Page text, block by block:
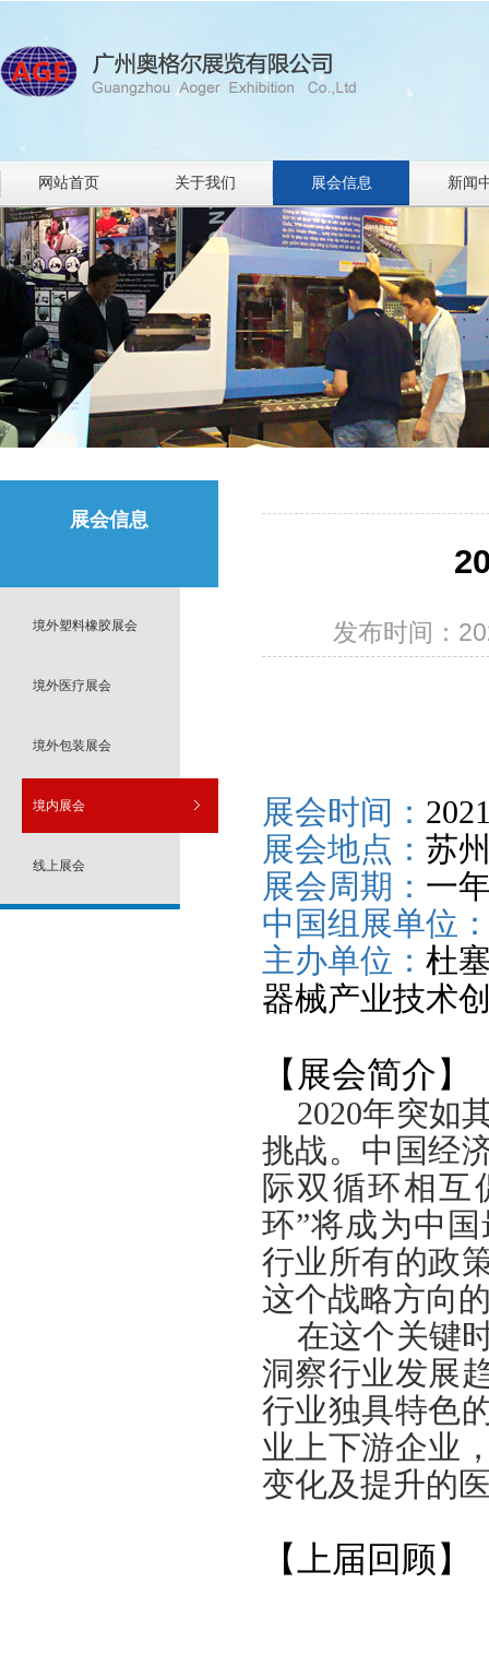
网站首页 关于我们 展会信息 新闻
展会信息
境外塑料橡胶展会
境外医疗展会
境外包装展会
境内展会
线上展会
发布时间：
展会时间：
展会地点： 苏
展会周期： 一
中国组展单位
主办单位： 杜
器械产业技术
【展会简介】
2020年突如
挑战。中国经
际双循环相互
环”将成为中
行业所有的政
这个战略方向
在这个关键
洞察行业发展
行业独具特色
业上下游企业
变化及提升的
【上届回顾】